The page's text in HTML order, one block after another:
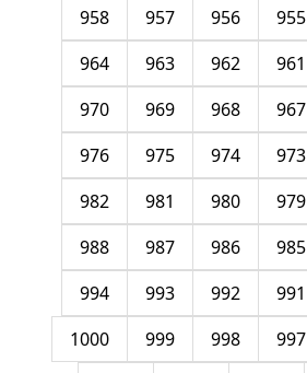
955
956
957
958
961
962
963
964
967
968
969
970
973
974
975
976
979
980
981
982
985
986
987
988
991
992
993
994
997
998
999
1000